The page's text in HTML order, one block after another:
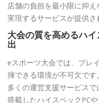
店舗の負担を最小限に抑
実現するサービスが提供さ
大会の質を高めるハ
出
eスポーツ大会では、プレ
揮できる環境が不可欠です。
多くの運営支援サービス
搭載したハイスペックPC